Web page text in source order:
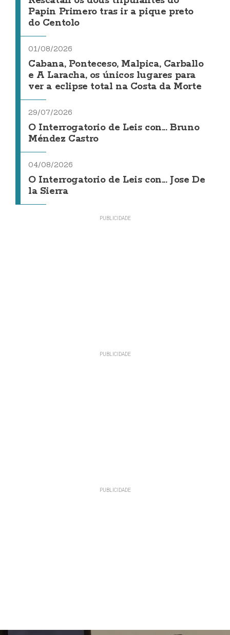
Papin Primero tras ir a pique preto
do Centolo
01/08/2026
Cabana, Ponteceso, Malpica, Carballo
e A Laracha, os únicos lugares para
ver a eclipse total na Costa da Morte
29/07/2026
O Interrogatorio de Leis con... Bruno
Méndez Castro
04/08/2026
O Interrogatorio de Leis con... Jose De
la Sierra